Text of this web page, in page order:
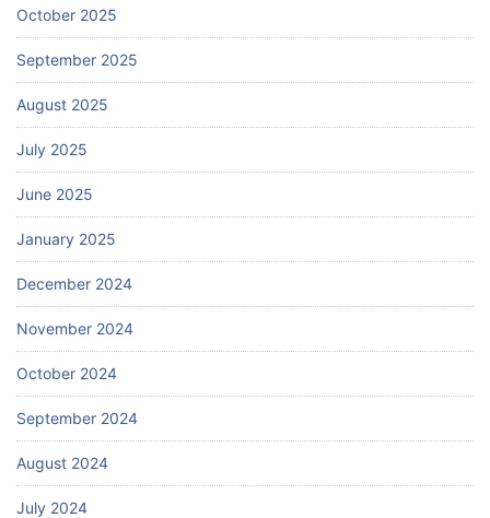
October 2025
September 2025
August 2025
July 2025
June 2025
January 2025
December 2024
November 2024
October 2024
September 2024
August 2024
July 2024